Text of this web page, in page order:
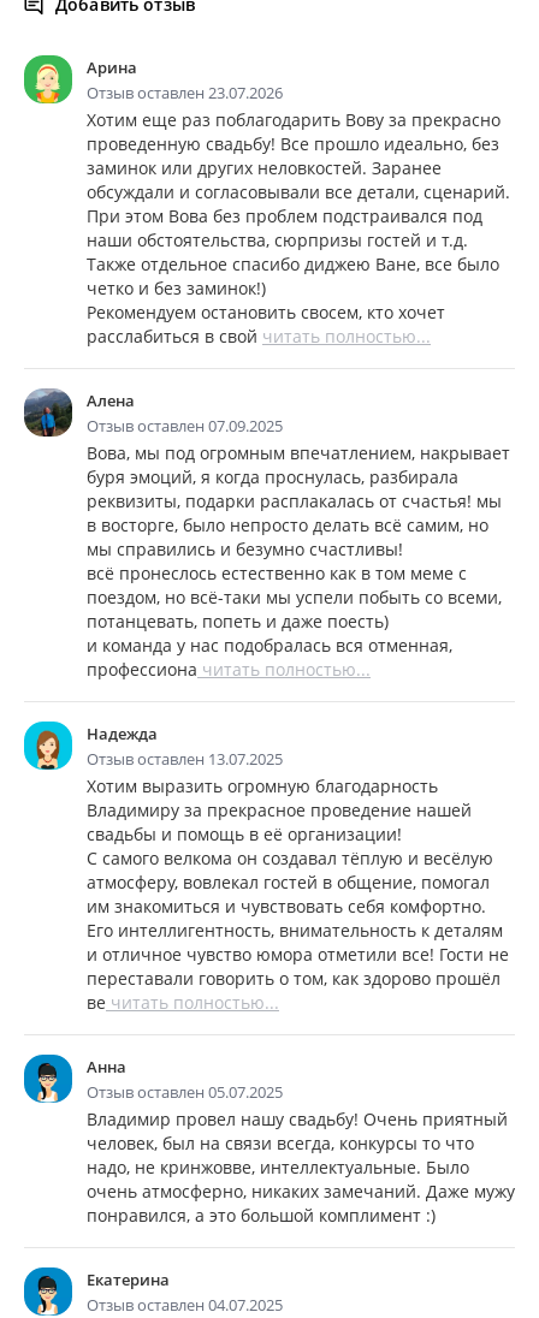
Арина
Отзыв оставлен 23.07.2026
Хотим еще раз поблагодарить Вову за прекрасно
проведенную свадьбу! Все прошло идеально, без
заминок или других неловкостей. Заранее
обсуждали и согласовывали все детали, сценарий.
При этом Вова без проблем подстраивался под
наши обстоятельства, сюрпризы гостей и т.д.
Также отдельное спасибо диджею Ване, все было
четко и без заминок!)
Рекомендуем остановить свосем, кто хочет
расслабиться в свой читать полностью...
Алена
Отзыв оставлен 07.09.2025
Вова, мы под огромным впечатлением, накрывает
буря эмоций, я когда проснулась, разбирала
реквизиты, подарки расплакалась от счастья! мы
в восторге, было непросто делать всё самим, но
мы справились и безумно счастливы!
всё пронеслось естественно как в том меме с
поездом, но всё-таки мы успели побыть со всеми,
потанцевать, попеть и даже поесть)
и команда у нас подобралась вся отменная,
профессиона читать полностью...
Надежда
Отзыв оставлен 13.07.2025
Хотим выразить огромную благодарность
Владимиру за прекрасное проведение нашей
свадьбы и помощь в её организации!
С самого велкома он создавал тёплую и весёлую
атмосферу, вовлекал гостей в общение, помогал
им знакомиться и чувствовать себя комфортно.
Его интеллигентность, внимательность к деталям
и отличное чувство юмора отметили все! Гости не
переставали говорить о том, как здорово прошёл
ве читать полностью...
Анна
Отзыв оставлен 05.07.2025
Владимир провел нашу свадьбу! Очень приятный
человек, был на связи всегда, конкурсы то что
надо, не кринжовве, интеллектуальные. Было
очень атмосферно, никаких замечаний. Даже мужу
понравился, а это большой комплимент :)
Екатерина
Отзыв оставлен 04.07.2025